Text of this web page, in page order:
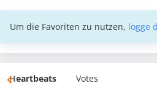
Um die Favoriten zu nutzen, logge
Heartbeats Votes